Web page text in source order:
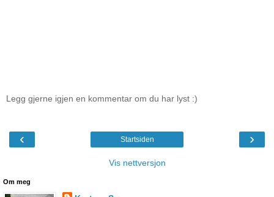
Legg gjerne igjen en kommentar om du har lyst :)
‹ ›
Startsiden
Vis nettversjon
Om meg